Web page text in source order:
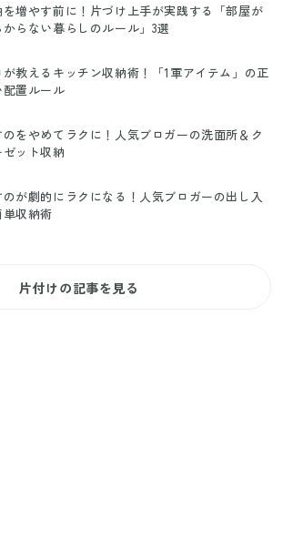
を増やす前に！片づけ上手が実践する「部屋が
らない暮らしのルール」3選
が教えるキッチン収納術！「1軍アイテム」の正
配置ルール
のをやめてラクに！人気ブロガーの洗面所＆ク
ゼット収納
のが劇的にラクになる！人気ブロガーの出し入
単収納術
片付けの記事を見る